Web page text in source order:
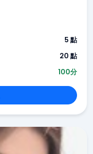
5 點
20 點
100分